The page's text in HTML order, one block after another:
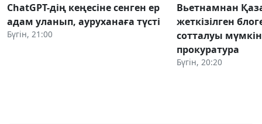
ChatGPT-дің кеңесіне сенген ер
адам уланып, ауруханаға түсті
Бүгін, 21:00
Вьетнамнан
жеткізілген
сотталуы мүмкін
прокуратура
Бүгін, 20:20